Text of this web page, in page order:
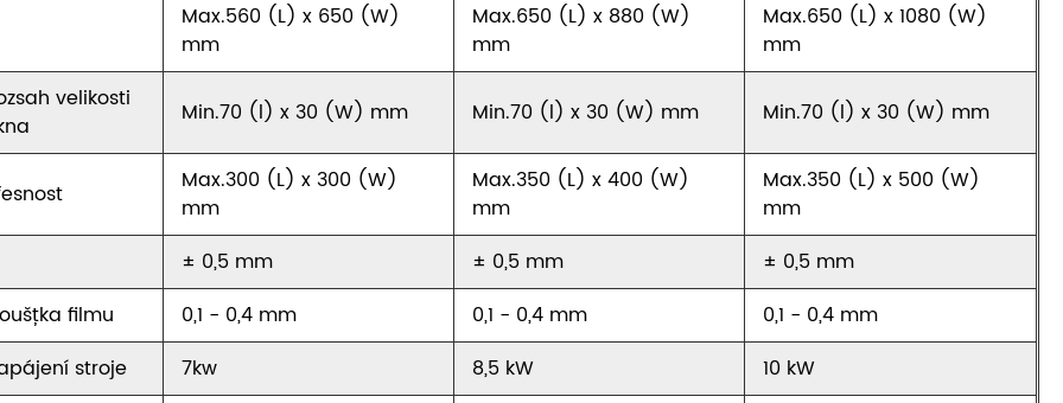
Max.560 (L) x 650 (W)
mm
Max.650 (L) x 880 (W)
mm
Max.650 (L) x 1080 (W)
mm
velikosti
Min.70 (l) x 30 (W) mm Min.70 (l) x 30 (W) mm Min.70 (l) x 30 (W) mm
Max.300 (L) x 300 (W)
mm
Max.350 (L) x 400 (W)
mm
Max.350 (L) x 500 (W)
mm
± 0,5 mm
± 0,5 mm
± 0,5 mm
filmu
0,1 - 0,4 mm 0,1 - 0,4 mm
0,1 - 0,4 mm
stroje
7kw 8,5 kW
10 kW